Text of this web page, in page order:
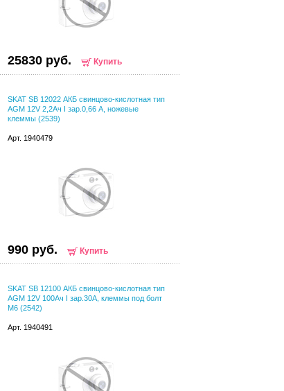
25830 руб. Купить
SKAT SB 12022 АКБ свинцово-кислотная тип
AGM 12V 2,2Ач I зар.0,66 А, ножевые
клеммы (2539)
Арт. 1940479
990 руб. Купить
SKAT SB 12100 АКБ свинцово-кислотная тип
AGM 12V 100Ач I зар.30А, клеммы под болт
М6 (2542)
Арт. 1940491